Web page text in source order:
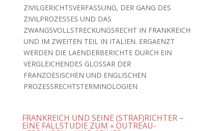
ZIVILGERICHTSVERFASSUNG, DER GANG DES
ZIVILPROZESSES UND DAS
ZWANGSVOLLSTRECKUNGSRECHT IN FRANKREICH
UND IM ZWEITEN TEIL IN ITALIEN. ERGAENZT
WERDEN DIE LAENDERBERICHTE DURCH EIN
VERGLEICHENDES GLOSSAR DER
FRANZOESISCHEN UND ENGLISCHEN
PROZESSRECHTSTERMINOLOGIEN
FRANKREICH UND SEINE (STRAF)RICHTER –
EINE FALLSTUDIE ZUM « OUTREAU-